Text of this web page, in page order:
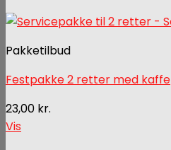
Pakketilbud
Festpakke 2 retter med kaffe
23,00 kr.
Vis